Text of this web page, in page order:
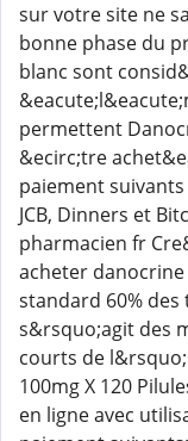
sur votre site ne
bonne phase du
blanc sont
permettent
&ecirc;tre
paiement suivants
JCB, Dinners et
pharmacien fr
acheter
standard 60%
s&rsquo;agit des
courts de
100mg X 120
en ligne avec